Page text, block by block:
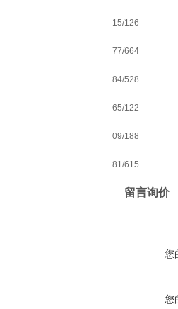
15/126
77/664
84/528
65/122
09/188
81/615
留言询价
您
您